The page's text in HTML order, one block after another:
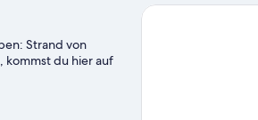
Strand von
kommst du hier auf